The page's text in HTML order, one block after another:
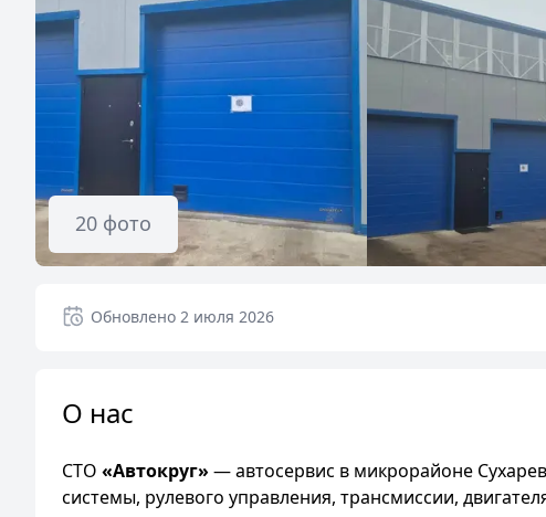
20 фото
Обновлено 2 июля 2026
О нас
СТО «Автокруг»— автосервис в микрорайоне
системы, рулевого управления, трансмиссии,